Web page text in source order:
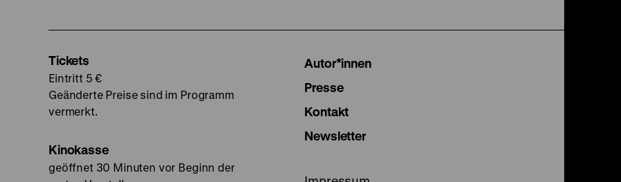
Tickets
Eintritt 5 €
Geänderte Preise sind im Programm
vermerkt.
Kinokasse
geöffnet 30 Minuten vor Beginn der
Autor*innen
Presse
Kontakt
Newsletter